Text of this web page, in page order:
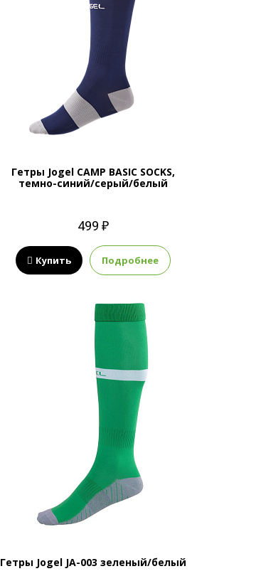
Гетры Jogel CAMP BASIC SOCKS,
темно-синий/серый/белый
499 ₽
Купить Подробнее
Гетры Jogel JA-003 зеленый/белый